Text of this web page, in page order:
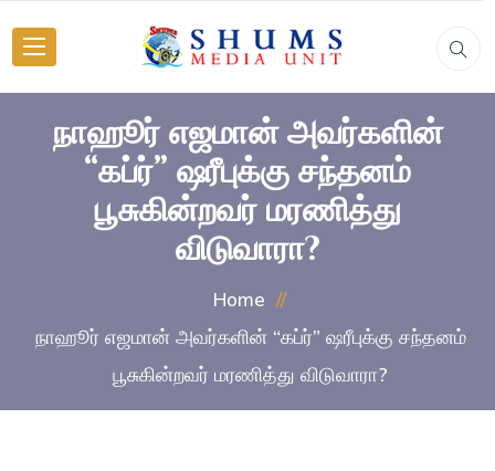
நாஹூர் எஜமான் அவர்களின்
“கப்ர்” ஷரீபுக்கு சந்தனம்
பூசுகின்றவர் மரணித்து
விடுவாரா?
Home
நாஹூர் எஜமான் அவர்களின் “கப்ர்” ஷரீபுக்கு சந்தனம்
பூசுகின்றவர் மரணித்து விடுவாரா?